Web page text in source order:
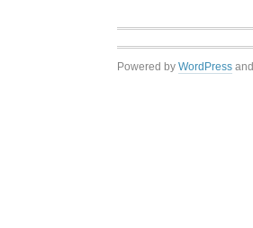
Powered by WordPress and